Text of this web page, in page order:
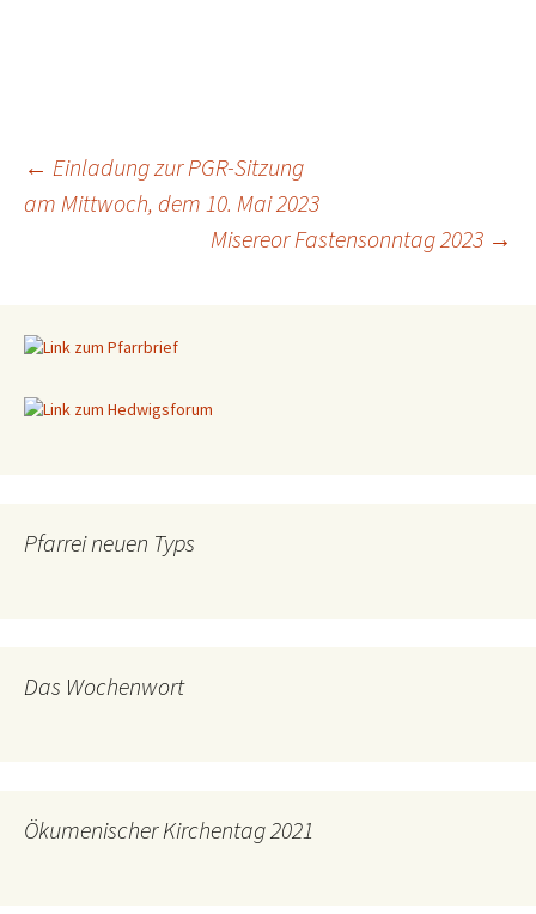
Beitragsnavigation
← Einladung zur PGR-Sitzung
am Mittwoch, dem 10. Mai 2023
Misereor Fastensonntag 2023 →
Pfarrei neuen Typs
Das Wochenwort
Ökumenischer Kirchentag 2021